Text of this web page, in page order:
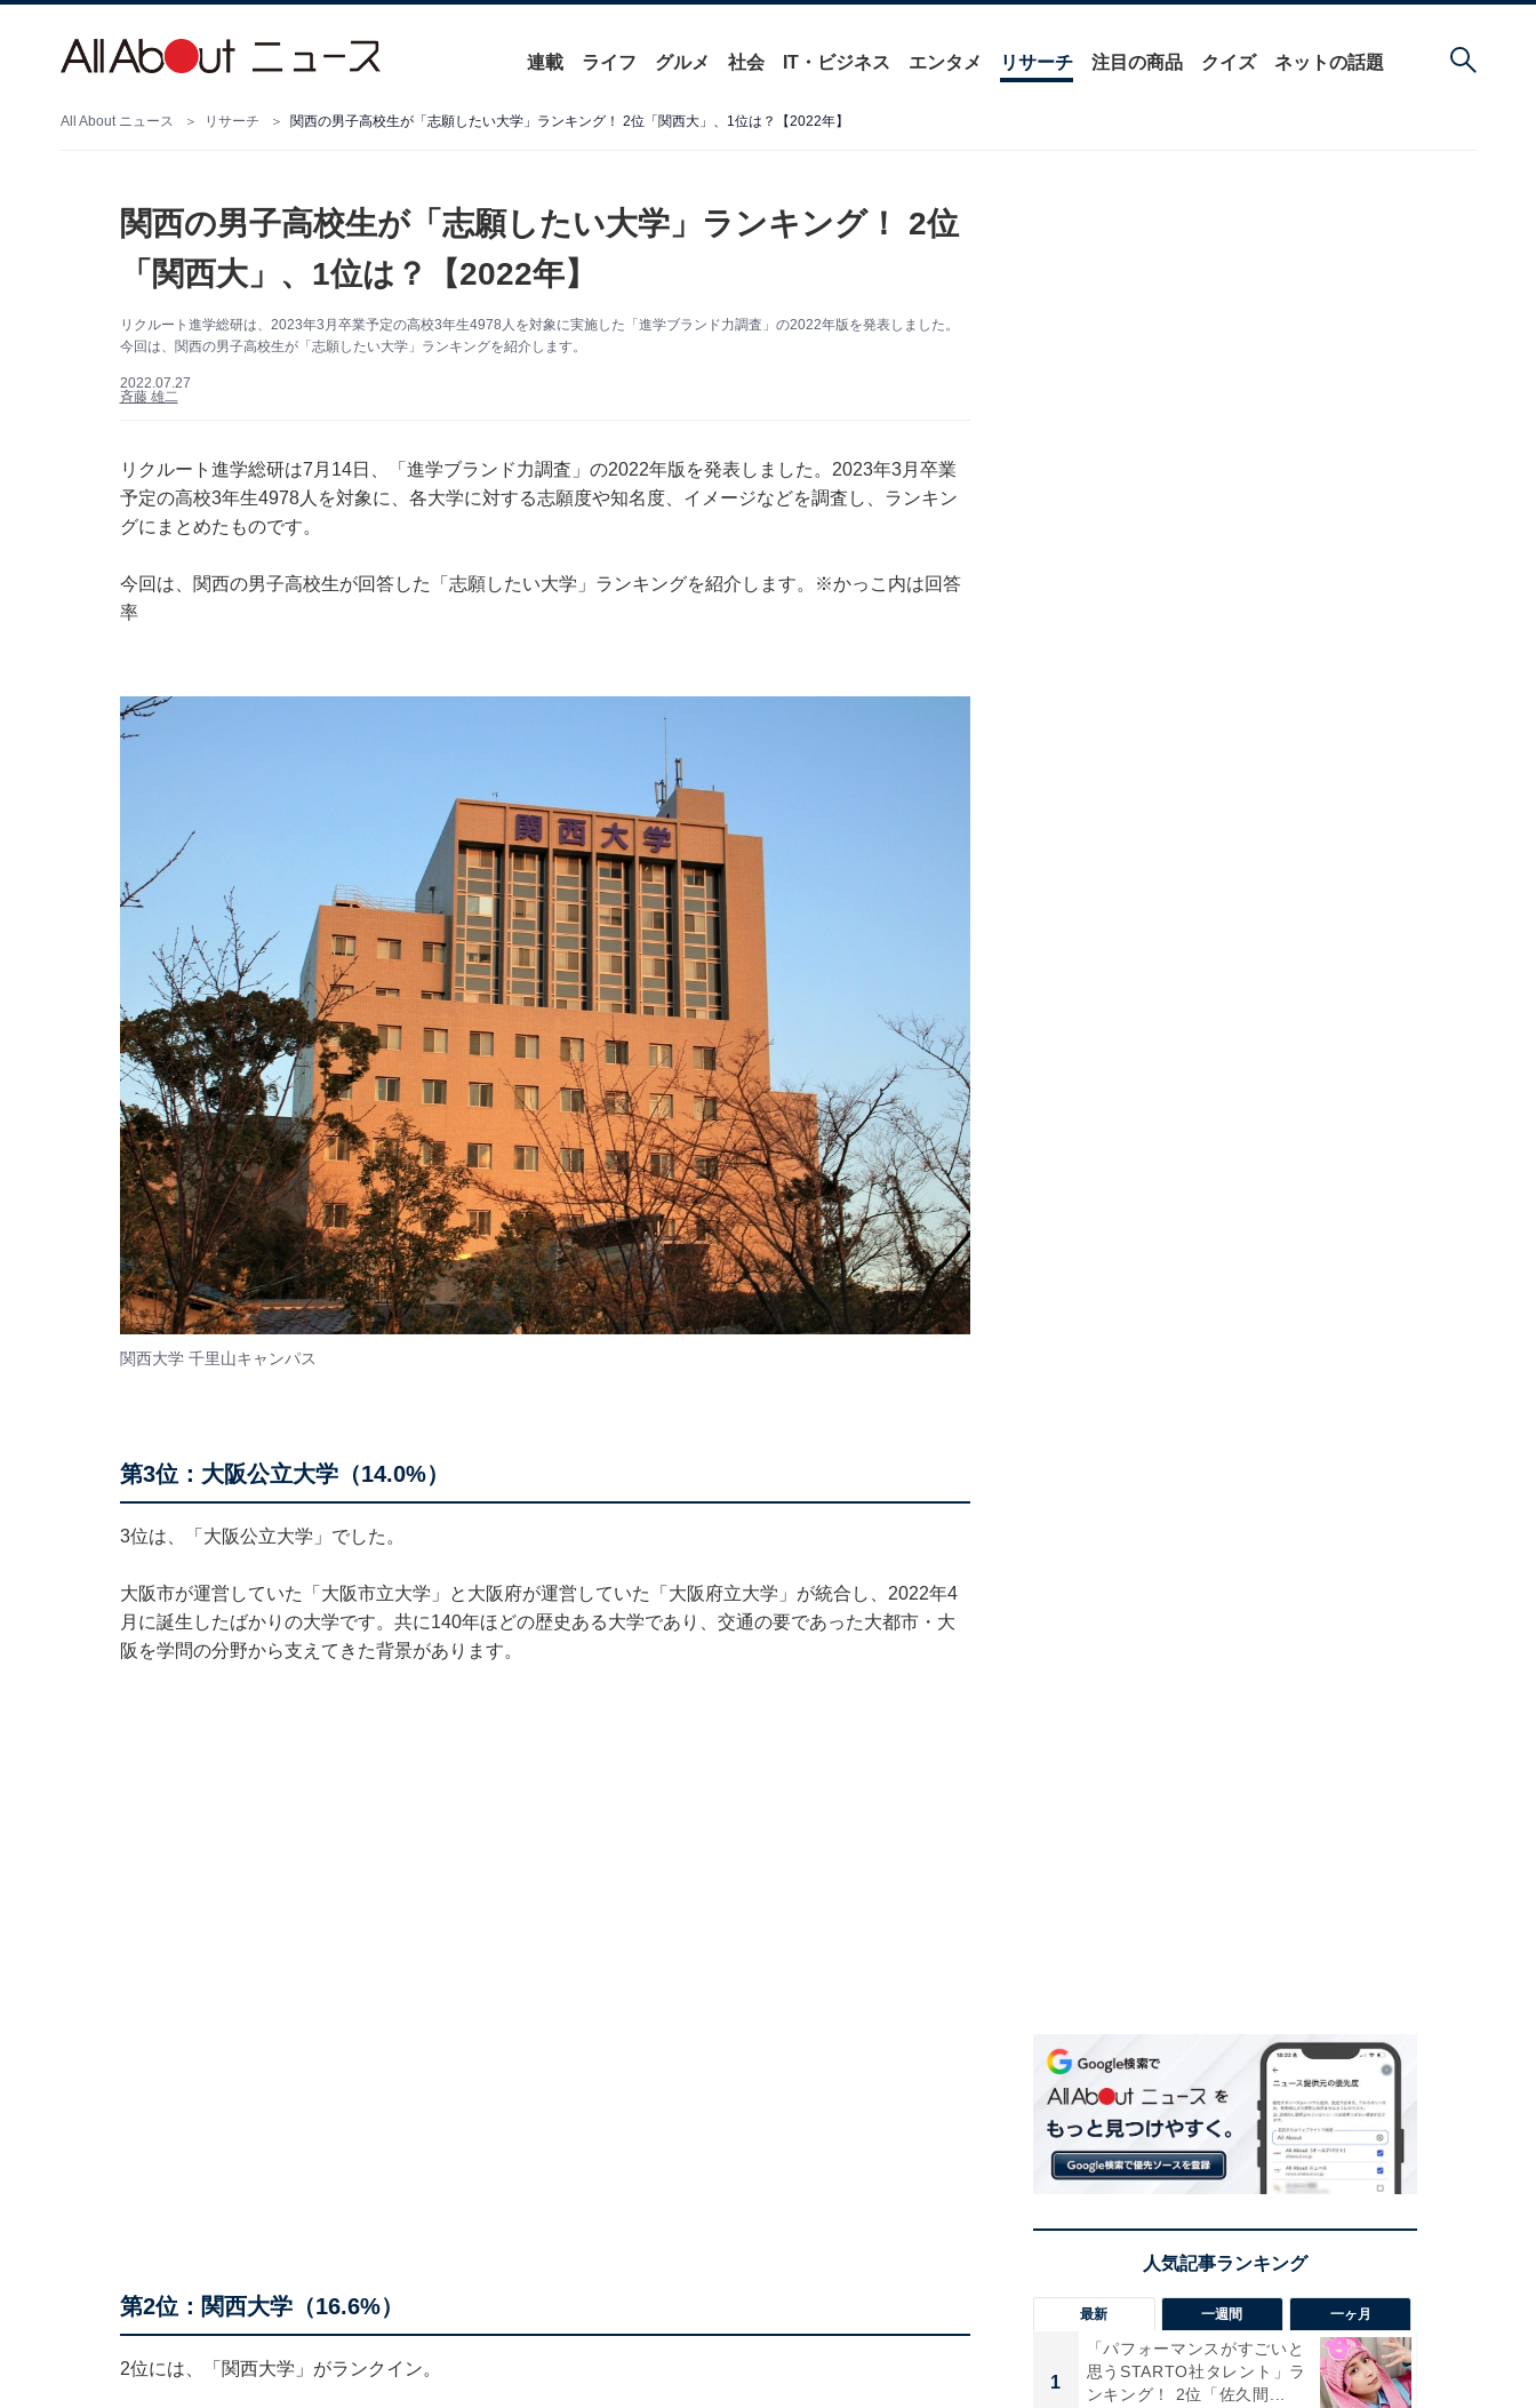
連載 ライフ グルメ 社会 IT・ビジネス エンタメ リサーチ 注目の商品 クイズ ネットの話題
All About ニュース リサーチ 関西の男子高校生が「志願したい大学」ランキング！ 2位「関西大」、1位は？【2022年】
関西の男子高校生が「志願したい大学」ランキング！ 2位
「関西大」、1位は？【2022年】
リクルート進学総研は、2023年3月卒業予定の高校3年生4978人を対象に実施した「進学ブランド力調査」の2022年版を発表しました。
今回は、関西の男子高校生が「志願したい大学」ランキングを紹介します。
2022.07.27
斉藤 雄二
リクルート進学総研は7月14日、「進学ブランド力調査」の2022年版を発表しました。2023年3月卒業
予定の高校3年生4978人を対象に、各大学に対する志願度や知名度、イメージなどを調査し、ランキン
グにまとめたものです。
今回は、関西の男子高校生が回答した「志願したい大学」ランキングを紹介します。※かっこ内は回答
率
関西大学 千里山キャンパス
第3位：大阪公立大学（14.0%）
3位は、「大阪公立大学」でした。
大阪市が運営していた「大阪市立大学」と大阪府が運営していた「大阪府立大学」が統合し、2022年4
月に誕生したばかりの大学です。共に140年ほどの歴史ある大学であり、交通の要であった大都市・大
阪を学問の分野から支えてきた背景があります。
第2位：関西大学（16.6%）
2位には、「関西大学」がランクイン。
最新 一週間 一ヶ月
1
「パフォーマンスがすごいと
思うSTARTO社タレント」ラ
ンキング！ 2位「佐久間...